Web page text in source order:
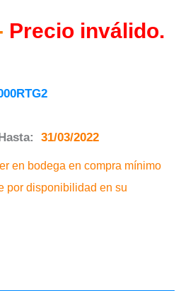
Precio inválido.
31/03/2022
en bodega en compra mínimo
por disponibilidad en su